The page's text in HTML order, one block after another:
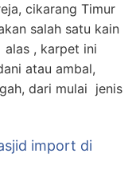
cikarang Timur
salah satu kain
, karpet ini
atau ambal,
dari mulai jenis
import di